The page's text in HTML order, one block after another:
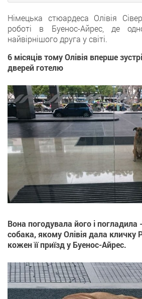
Німецька стюардеса Олівія
роботі в Буенос-Айрес, де
найвірнішого друга у світі.
6 місяців тому Олівія вперше
дверей готелю
Вона погодувала його і погладила
собака, якому Олівія дала кличку
кожен її приїзд у Буенос-Айрес.